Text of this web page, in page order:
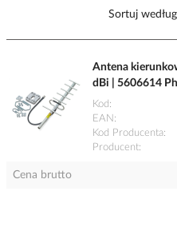
Sortuj według
Antena
dBi | 5606614
Kod
EAN
Kod Producenta
Producent
Cena brutto